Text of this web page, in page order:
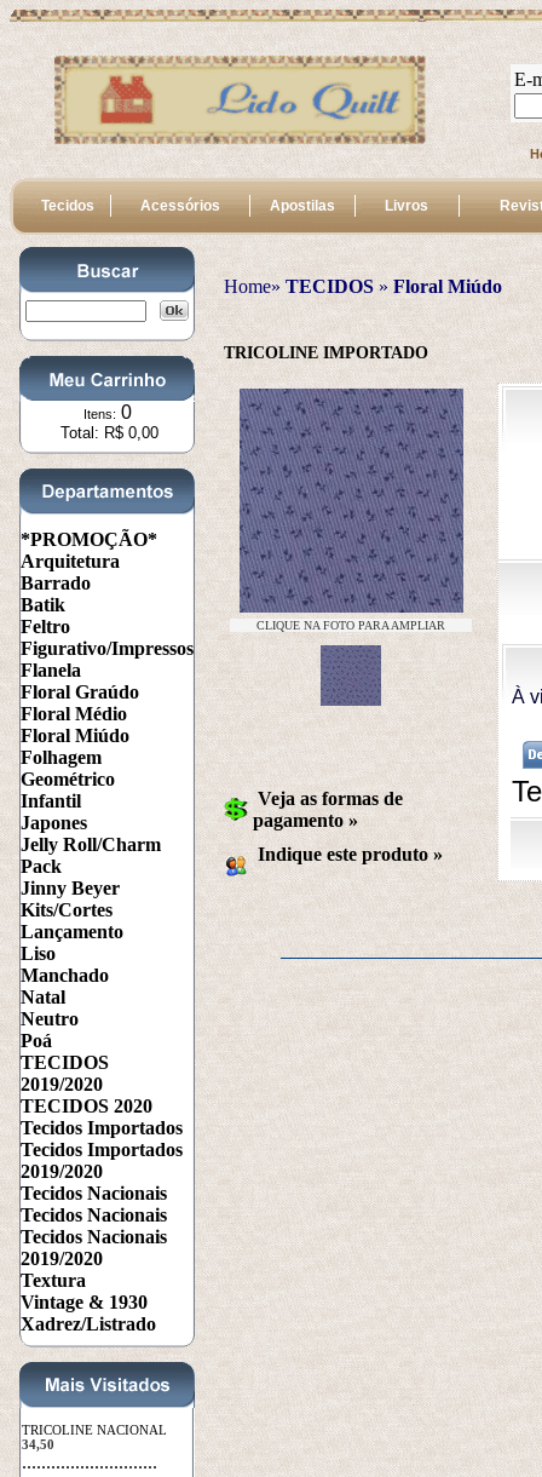
E-
Tecidos Acessórios Apostilas Livros
Itens: 0
Total: R$ 0,00
*PROMOÇÃO*
Arquitetura
Barrado
Batik
Feltro
Figurativo/Impressos
Flanela
Floral Graúdo
Floral Médio
Floral Miúdo
Folhagem
Geométrico
Infantil
Japones
Jelly Roll/Charm
Pack
Jinny Beyer
Kits/Cortes
Lançamento
Liso
Manchado
Natal
Neutro
Poá
TECIDOS
2019/2020
TECIDOS 2020
Tecidos Importados
Tecidos Importados
2019/2020
Tecidos Nacionais
Tecidos Nacionais
Tecidos Nacionais
2019/2020
Textura
Vintage & 1930
Xadrez/Listrado
TRICOLINE NACIONAL
34,50
............................
Home»TECIDOS » Floral Miúdo
TRICOLINE IMPORTADO
CLIQUE NA FOTO PARA AMPLIAR
À
Veja as formas de
pagamento »
Indique este produto »